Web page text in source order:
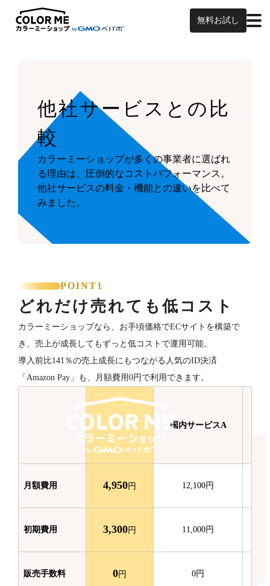
無料お試し
他社サービスとの比
較
カラーミーショップが多くの事業者に選ばれ
る理由は、圧倒的なコストパフォーマンス。
他社サービスの料金・機能との違いを比べて
みました。
POINT1
どれだけ売れても低コスト
カラーミーショップなら、お手頃価格でECサイトを構築で
き、売上が成長してもずっと低コストで運用可能。
導入前比141％の売上成長にもつながる人気のID決済
「Amazon Pay」も、月額費用0円で利用できます。
国内サービスA
月額費用 4,950円 12,100円
初期費用 3,300円 11,000円
販売手数料 0円 0円